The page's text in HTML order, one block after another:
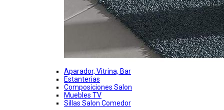
Aparador, Vitrina, Bar
Estanterias
Composiciones Salon
Muebles TV
Sillas Salon Comedor